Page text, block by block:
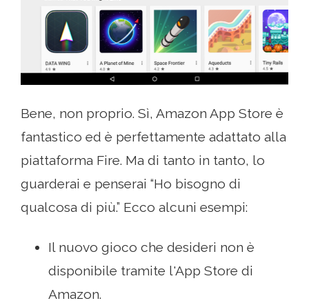
Bene, non proprio. Sì, Amazon App Store è
fantastico ed è perfettamente adattato alla
piattaforma Fire. Ma di tanto in tanto, lo
guarderai e penserai “Ho bisogno di
qualcosa di più.” Ecco alcuni esempi:
Il nuovo gioco che desideri non è
disponibile tramite l'App Store di
Amazon.